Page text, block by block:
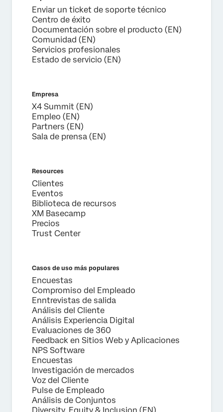
Nombre*
Apellido*
Empresa*
Puesto*
Correo electrónico*
País*
Privacy
Optin
Al proporcionar esta información, autorizas que podremos
procesar tus datos personales de acuerdo con nuestra
política de privacidad
Enviar un ticket de soporte técnico
Centro de éxito
Documentación sobre el producto (EN)
Comunidad (EN)
Servicios profesionales
Estado de servicio (EN)
Empresa
X4 Summit (EN)
Empleo (EN)
Partners (EN)
Sala de prensa (EN)
Resources
Clientes
Eventos
Biblioteca de recursos
XM Basecamp
Precios
Trust Center
Casos de uso más populares
Encuestas
Compromiso del Empleado
Enntrevistas de salida
Análisis del Cliente
Análisis Experiencia Digital
Evaluaciones de 360
Feedback en Sitios Web y Aplicaciones
NPS Software
Encuestas
Investigación de mercados
Voz del Cliente
Pulse de Empleado
Análisis de Conjuntos